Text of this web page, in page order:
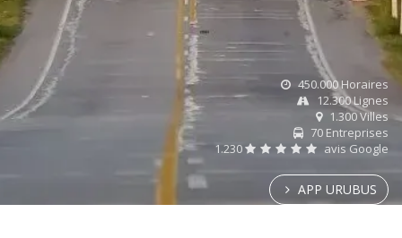
450.000 Horaires
12.300 Lignes
1.300 Villes
70 Entreprises
1.230
avis Google
APP URUBUS